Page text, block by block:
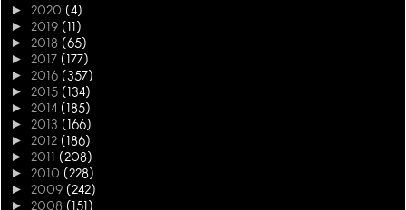
► 2020 (4)
► 2019 (11)
► 2018 (65)
► 2017 (177)
► 2016 (357)
► 2015 (134)
► 2014 (185)
► 2013 (166)
► 2012 (186)
► 2011 (208)
► 2010 (228)
► 2009 (242)
► 2008 (151)